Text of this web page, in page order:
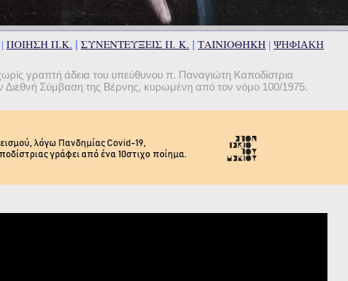
ΠΟΙΗΣΗ Π.Κ. | ΣΥΝΕΝΤΕΥΞΕΙΣ Π. Κ. | ΤΑΙΝΙΟΘΗΚΗ | ΨΗΦΙΑΚΗ
γραπτή άδεια του υπεύθυνου π. Παναγιώτη Καποδίστρια
Διεθνή Σύμβαση της Βέρνης, κυρωμένη από τον νόμο 100/1975.